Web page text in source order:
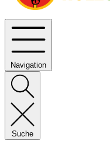
Navigation
Suche